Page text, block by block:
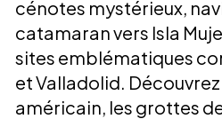
cénotes mystérieux,
catamaran vers Isla
sites emblématiques
et Valladolid.
américain, les grottes